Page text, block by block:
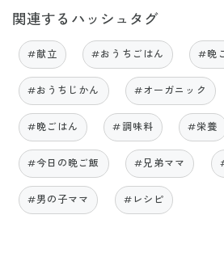
関連するハッシュタグ
#献立 #おうちごはん #晩
#おうちじかん #オーガニック
#晩ごはん #調味料 #栄養
#今日の晩ご飯 #兄弟ママ
#男の子ママ #レシピ